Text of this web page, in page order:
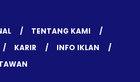
TENTANG KAMI
KARIR
INFO IKLAN